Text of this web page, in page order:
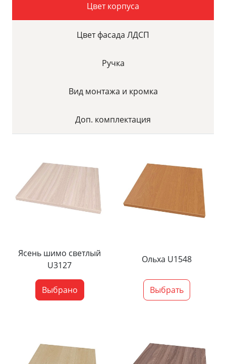
Цвет корпуса
Цвет фасада ЛДСП
Ручка
Вид монтажа и кромка
Доп. комплектация
Ясень шимо светлый
U3127
Выбрано
Ольха U1548
Выбрать